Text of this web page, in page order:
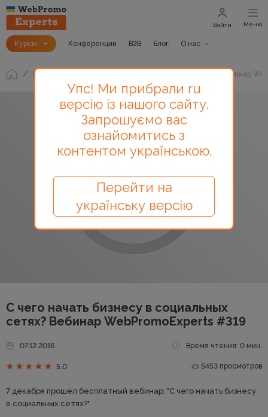
Курсы Конференции B2B Блог О нас
Войти Меню
Блог С чего начать бизнесу в социальных сетях? Вебинар
С чего начать бизнесу в социальных
сетях? Вебинар WebPromoExperts #319
07.12.2016 Время чтения: 0 мин.
5.0 5453 просмотров
7 декабря прошел бесплатный вебинар: "С чего начать бизнесу
в социальных сетях?"
Упс! Ми прибрали ru
версію із нашого сайту.
Запрошуємо вас
ознайомитись з
контентом українською.
Перейти на
українську версію